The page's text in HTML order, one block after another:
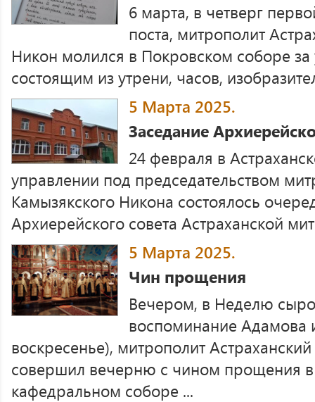
6 марта, в четверг
поста, митрополит
Никон молился в Покровском соборе
состоящим из утрени, часов,
5 Марта 2025.
Заседание
24 февраля в
управлении под председательством
Камызякского Никона состоялось
Архиерейского совета Астраханской
5 Марта 2025.
Чин прощения
Вечером, в Неделю
воспоминание Адамова
воскресенье), митрополит
совершил вечерню с чином прощения
кафедральном соборе ...